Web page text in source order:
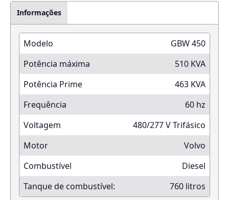
Informações
Modelo
GBW 450
Potência máxima
510 KVA
Potência Prime
463 KVA
Frequência
60 hz
Voltagem
480/277 V Trifásico
Motor
Volvo
Combustível
Diesel
Tanque de combustível:
760 litros